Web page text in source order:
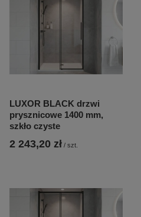
LUXOR BLACK drzwi
prysznicowe 1400 mm,
szkło czyste
2 243,20 zł / szt.